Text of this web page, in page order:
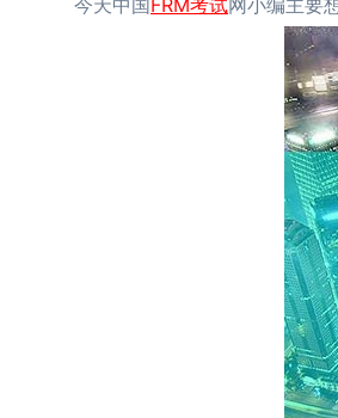
今天中国 FRM考试网小编主要